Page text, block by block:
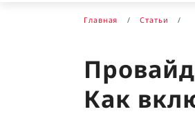
Главная Статьи
Как